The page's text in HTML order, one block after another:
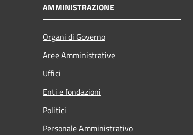
AMMINISTRAZIONE
Organi di Governo
Aree Amministrative
Uffici
Enti e fondazioni
Politici
Personale Amministrativo